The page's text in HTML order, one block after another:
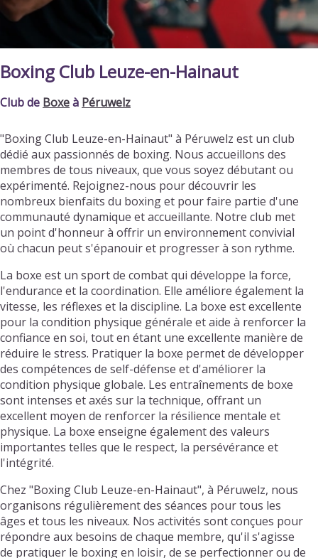
Boxing Club Leuze-en-Hainaut
Club de Boxeà Péruwelz
"Boxing Club Leuze-en-Hainaut" à Péruwelz est un club
dédié aux passionnés de boxing. Nous accueillons des
membres de tous niveaux, que vous soyez débutant ou
expérimenté. Rejoignez-nous pour découvrir les
nombreux bienfaits du boxing et pour faire partie d'une
communauté dynamique et accueillante. Notre club met
un point d'honneur à offrir un environnement convivial
où chacun peut s'épanouir et progresser à son rythme.
La boxe est un sport de combat qui développe la force,
l'endurance et la coordination. Elle améliore également la
vitesse, les réflexes et la discipline. La boxe est excellente
pour la condition physique générale et aide à renforcer la
confiance en soi, tout en étant une excellente manière de
réduire le stress. Pratiquer la boxe permet de développer
des compétences de self-défense et d'améliorer la
condition physique globale. Les entraînements de boxe
sont intenses et axés sur la technique, offrant un
excellent moyen de renforcer la résilience mentale et
physique. La boxe enseigne également des valeurs
importantes telles que le respect, la persévérance et
l'intégrité.
Chez "Boxing Club Leuze-en-Hainaut", à Péruwelz, nous
organisons régulièrement des séances pour tous les
âges et tous les niveaux. Nos activités sont conçues pour
répondre aux besoins de chaque membre, qu'il s'agisse
de pratiquer le boxing en loisir, de se perfectionner ou de